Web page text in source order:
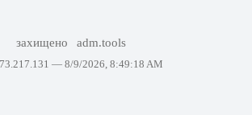
захищено adm.tools
— 8/9/2026, 8:49:18 AM